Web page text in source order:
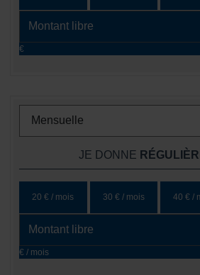
€
JE DONNE
20 € / mois 30 € / mois 40
€ / mois